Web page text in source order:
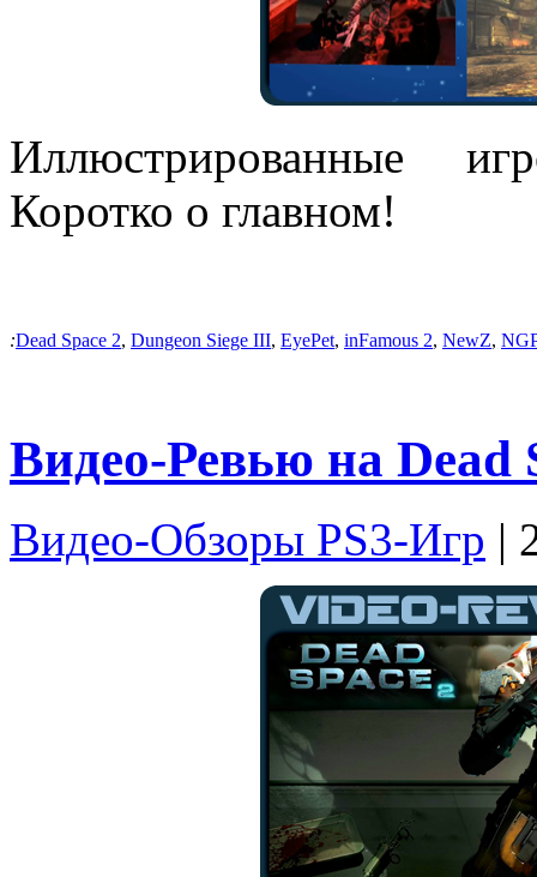
Иллюстрированные
Коротко о главном!
:Dead Space 2, Dungeon Siege III, EyePet, inFamous 2, NewZ, NGP
Видео-Ревью на Dead
Видео-Обзоры PS3-Игр |